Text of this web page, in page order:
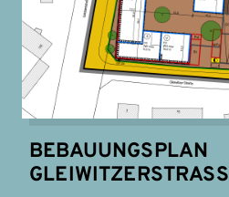
BEBAUUNGSPLAN
GLEIWITZERSTRASSE